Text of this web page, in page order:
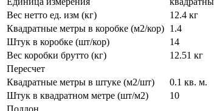
Вес нетто ед. изм (кг)
12.4 кг
Квадратные метры в коробке (м2/кор) 1.4
Штук в коробке (шт/кор)
14
Вес коробки брутто (кг)
12.51 кг
Пересчет
Квадратные метры в штуке (м2/шт)
0.1 кв. м.
Штук в квадратном метре (шт/м2)
10
Поддон